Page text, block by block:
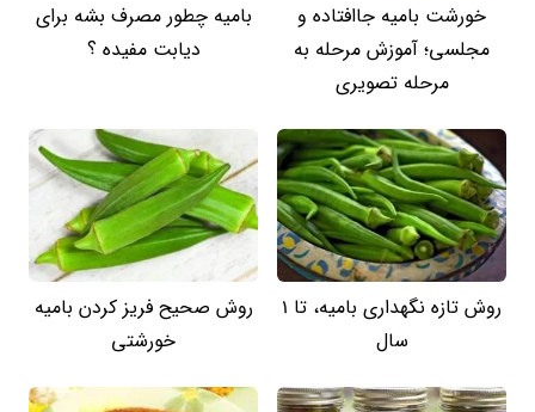
خورشت بامیه جاافتاده و
مجلسی؛ آموزش مرحله به
مرحله تصویری
بامیه چطور مصرف بشه برای
دیابت مفیده ؟
روش تازه نگهداری بامیه، تا 1
سال
روش صحیح فریز کردن بامیه
خورشتی